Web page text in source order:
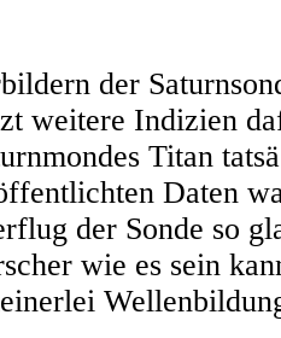
der
weitere Indizien
Titan
Daten
der Sonde so
wie es sein